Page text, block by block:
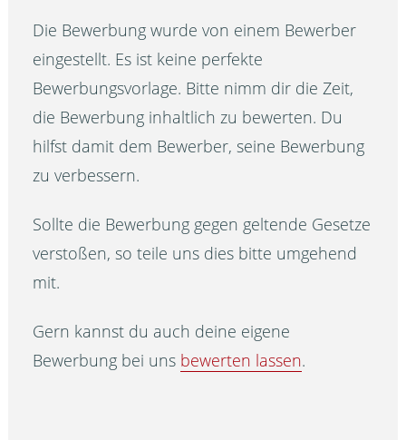
Die Bewerbung wurde von einem Bewerber
eingestellt. Es ist keine perfekte
Bewerbungsvorlage. Bitte nimm dir die Zeit,
die Bewerbung inhaltlich zu bewerten. Du
hilfst damit dem Bewerber, seine Bewerbung
zu verbessern.
Sollte die Bewerbung gegen geltende Gesetze
verstoßen, so teile uns dies bitte umgehend
mit.
Gern kannst du auch deine eigene
Bewerbung bei uns bewerten lassen.